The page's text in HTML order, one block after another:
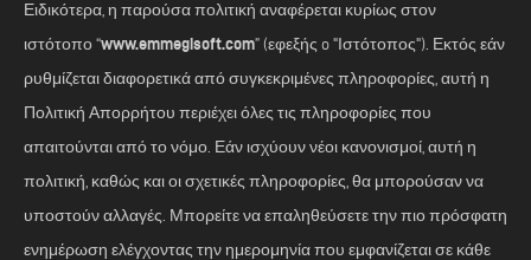
Ειδικότερα, η παρούσα πολιτική αναφέρεται κυρίως στον
ιστότοπο “www.emmegisoft.com” (εφεξής o "Ιστότοπος"). Εκτός εάν
ρυθμίζεται διαφορετικά από συγκεκριμένες πληροφορίες, αυτή η
Πολιτική Απορρήτου περιέχει όλες τις πληροφορίες που
απαιτούνται από το νόμο. Εάν ισχύουν νέοι κανονισμοί, αυτή η
πολιτική, καθώς και οι σχετικές πληροφορίες, θα μπορούσαν να
υποστούν αλλαγές. Μπορείτε να επαληθεύσετε την πιο πρόσφατη
ενημέρωση ελέγχοντας την ημερομηνία που εμφανίζεται σε κάθε